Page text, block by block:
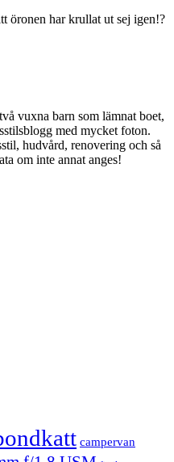
öronen har krullat ut sej igen!?
vuxna barn som lämnat boet,
med mycket foton.
hudvård, renovering och så
om inte annat anges!
campervan